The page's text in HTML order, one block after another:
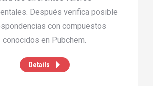
Después verifica posible
con compuestos
conocidos en Pubchem.
Details